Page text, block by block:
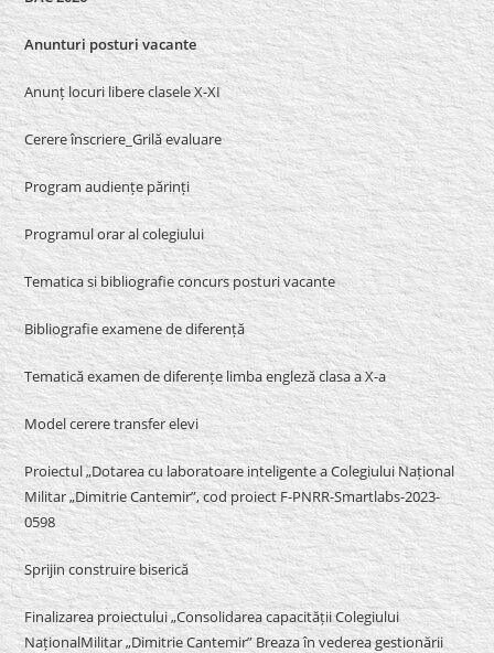
Anunturi posturi vacante
Anunț locuri libere clasele X-XI
Cerere înscriere_Grilă evaluare
Program audiențe părinți
Programul orar al colegiului
Tematica si bibliografie concurs posturi vacante
Bibliografie examene de diferență
Tematică examen de diferențe limba engleză clasa a X-a
Model cerere transfer elevi
Proiectul „Dotarea cu laboratoare inteligente a Colegiului Național
Militar „Dimitrie Cantemir”, cod proiect F-PNRR-Smartlabs-2023-
0598
Sprijin construire biserică
Finalizarea proiectului „Consolidarea capacității Colegiului
NaționalMilitar „Dimitrie Cantemir” Breaza în vederea gestionării